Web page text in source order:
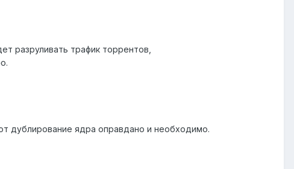
разруливать трафик торрентов,
дублирование ядра оправдано и необходимо.